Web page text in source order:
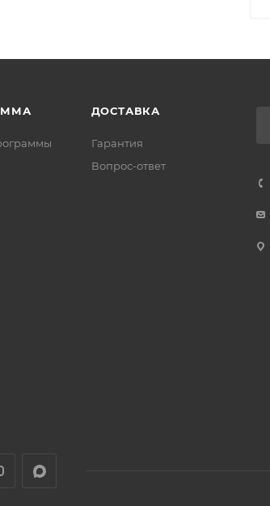
ДОСТАВКА
Гарантия
Вопрос-ответ